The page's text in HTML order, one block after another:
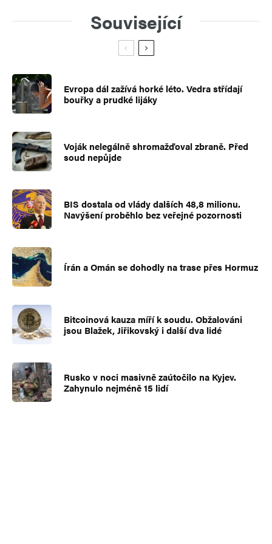
Související
Evropa dál zažívá horké léto. Vedra střídají
bouřky a prudké lijáky
Voják nelegálně shromažďoval zbraně. Před
soud nepůjde
BIS dostala od vlády dalších 48,8 milionu.
Navýšení proběhlo bez veřejné pozornosti
Írán a Omán se dohodly na trase přes Hormuz
Bitcoinová kauza míří k soudu. Obžalováni
jsou Blažek, Jiřikovský i další dva lidé
Rusko v noci masivně zaútočilo na Kyjev.
Zahynulo nejméně 15 lidí